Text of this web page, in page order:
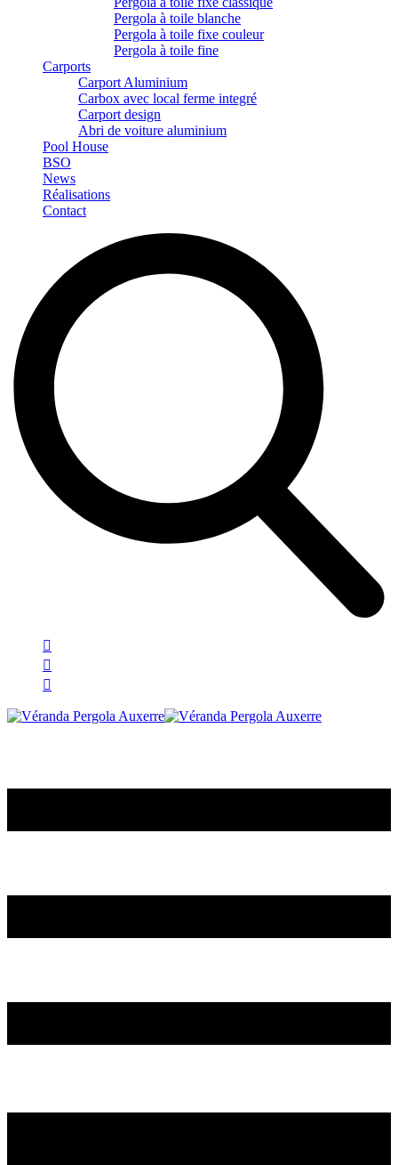
Pergola à toile blanche
Pergola à toile fixe couleur
Pergola à toile fine
Carports
Carport Aluminium
Carbox avec local ferme integré
Carport design
Abri de voiture aluminium
Pool House
BSO
News
Réalisations
Contact